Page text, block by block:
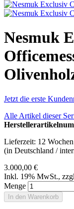
Nesmuk
Jetzt die erste
Alle Artikel dieser
Lieferzeit: 12 Wochen
(in Deutschland /
3.000,00 €
Inkl. 19% MwSt.,
Menge
In den Warenkorb